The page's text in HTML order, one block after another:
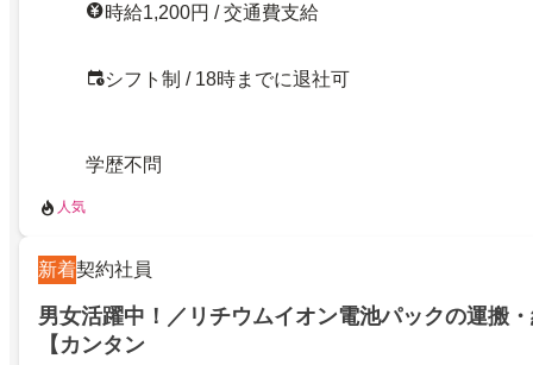
時給1,200円 / 交通費支給
シフト制 / 18時までに退社可
学歴不問
人気
新着契約社員
男女活躍中！／リチウムイオン電池パックの運搬
【カンタン